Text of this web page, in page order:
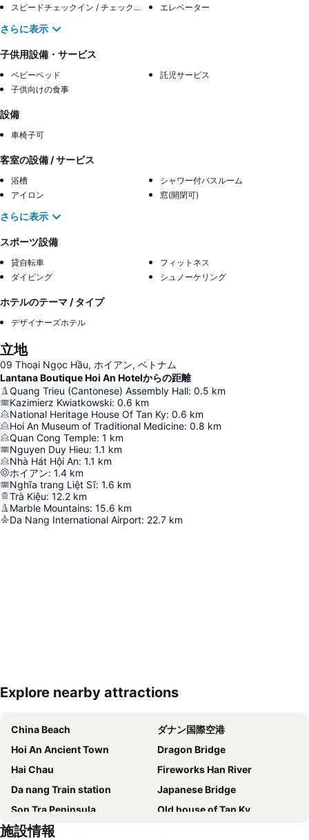
スピードチェックイン / チェックアウト エレベーター
さらに表示
子供用設備・サービス
ベビーベッド
託児サービス
子供向けの食事
設備
車椅子可
客室の設備 / サービス
浴槽
シャワー付バスルーム
アイロン
窓(開閉可)
さらに表示
スポーツ設備
貸自転車
フィットネス
ダイビング
シュノーケリング
ホテルのテーマ / タイプ
デザイナーズホテル
立地
09 Thoại Ngọc Hầu, ホイアン, ベトナム
Lantana Boutique Hoi An Hotelからの距離
Quang Trieu (Cantonese) Assembly Hall: 0.5 km
Kazimierz Kwiatkowski: 0.6 km
National Heritage House Of Tan Ky: 0.6 km
Hoi An Museum of Traditional Medicine: 0.8 km
Quan Cong Temple: 1 km
Nguyen Duy Hieu: 1.1 km
Nhà Hát Hội An: 1.1 km
ホイアン: 1.4 km
Nghĩa trang Liệt Sĩ: 1.6 km
Trà Kiệu: 12.2 km
Marble Mountains: 15.6 km
Da Nang International Airport: 22.7 km
地図を拡大
Explore nearby attractions
China Beach
ダナン国際空港
Hoi An Ancient Town
Dragon Bridge
Hai Chau
Fireworks Han River
Da nang Train station
Japanese Bridge
Son Tra Peninsula
Old house of Tan Ky
Lady Buddha
施設情報